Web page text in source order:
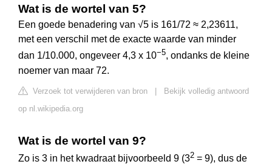
Wat is de wortel van 5?
Een goede benadering van √5 is 161/72 ≈ 2,23611,
met een verschil met de exacte waarde van minder
dan 1/10.000, ongeveer 4,3 x 10−5, ondanks de kleine
noemer van maar 72.
Verzoek tot verwijderen van bron | Bekijk volledig antwoord
op nl.wikipedia.org
Wat is de wortel van 9?
Zo is 3 in het kwadraat bijvoorbeeld 9 (32 = 9), dus de